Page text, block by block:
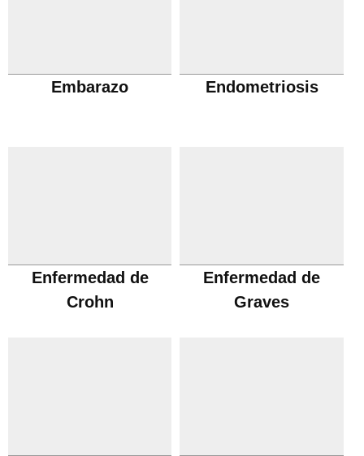
Embarazo Endometriosis
Enfermedad de
Crohn
Enfermedad de
Graves